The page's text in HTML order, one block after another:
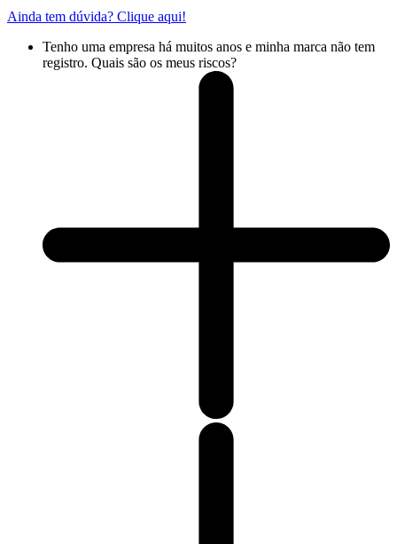
Ainda tem dúvida? Clique aqui!
Tenho uma empresa há muitos anos e minha marca não tem
registro. Quais são os meus riscos?